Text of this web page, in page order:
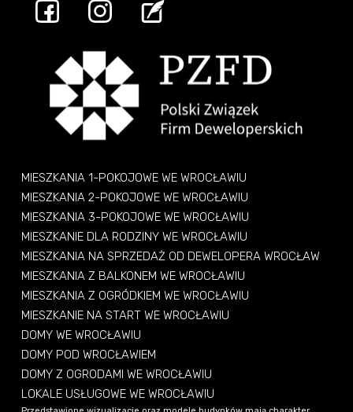
MIESZKANIA 1-POKOJOWE WE WROCŁAWIU
MIESZKANIA 2-POKOJOWE WE WROCŁAWIU
MIESZKANIA 3-POKOJOWE WE WROCŁAWIU
MIESZKANIE DLA RODZINY WE WROCŁAWIU
MIESZKANIA NA SPRZEDAŻ OD DEWELOPERA WROCŁAW
MIESZKANIA Z BALKONEM WE WROCŁAWIU
MIESZKANIA Z OGRÓDKIEM WE WROCŁAWIU
MIESZKANIE NA START WE WROCŁAWIU
DOMY WE WROCŁAWIU
DOMY POD WROCŁAWIEM
DOMY Z OGRODAMI WE WROCŁAWIU
LOKALE USŁUGOWE WE WROCŁAWIU